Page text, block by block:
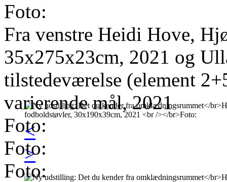
<
>
Foto:
Fra venstre Heidi Hove,
35x275x23cm, 2021 og
tilstedeværelse (element
varierende mål, 2021
Foto:
Foto:
Foto: